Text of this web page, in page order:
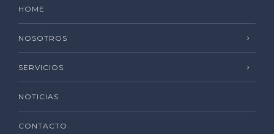
HOME
NOSOTROS
SERVICIOS
NOTICIAS
CONTACTO